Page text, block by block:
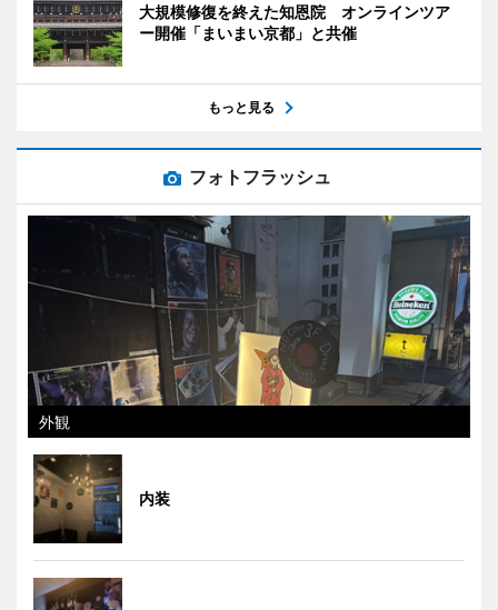
大規模修復を終えた知恩院 オンラインツア
ー開催「まいまい京都」と共催
もっと見る
フォトフラッシュ
外観
内装